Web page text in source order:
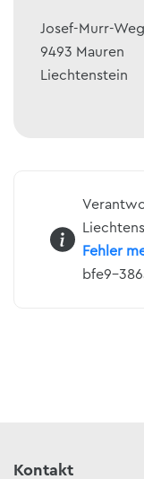
Josef-Murr-
9493 Mauren
Liechtenstein
Fehler
bfe9-
Kontakt